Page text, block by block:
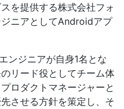
を提供する株式会社フォ
ニアとしてAndroidアプ
ンジニアが自身1名とな
リード役としてチーム体
ロダクトマネージャーと
させる方針を策定し、そ